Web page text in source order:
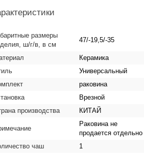
размеры
ш/г/в, в см
47/-19,5/-35
Керамика
Универсальный
раковина
Врезной
производства
КИТАЙ
Раковина не
продается отдельно
чаш
1